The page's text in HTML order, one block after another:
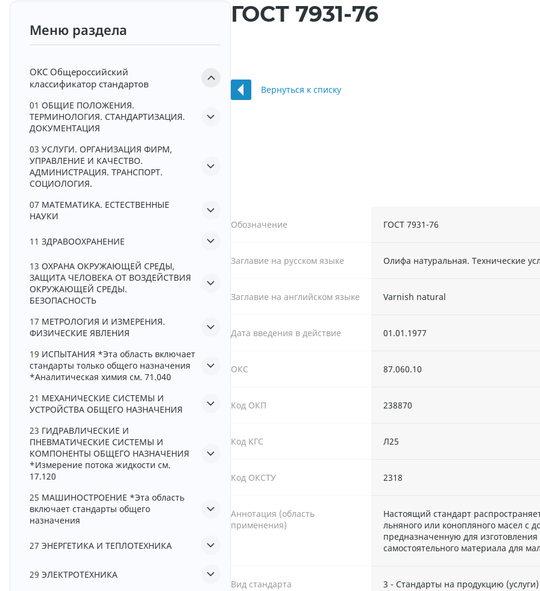
Меню раздела
ОКС Общероссийский
классификатор стандартов
01 ОБЩИЕ ПОЛОЖЕНИЯ.
ТЕРМИНОЛОГИЯ. СТАНДАРТИЗАЦИЯ.
ДОКУМЕНТАЦИЯ
03 УСЛУГИ. ОРГАНИЗАЦИЯ ФИРМ,
УПРАВЛЕНИЕ И КАЧЕСТВО.
АДМИНИСТРАЦИЯ. ТРАНСПОРТ.
СОЦИОЛОГИЯ.
07 МАТЕМАТИКА. ЕСТЕСТВЕННЫЕ
НАУКИ
11 ЗДРАВООХРАНЕНИЕ
13 ОХРАНА ОКРУЖАЮЩЕЙ СРЕДЫ,
ЗАЩИТА ЧЕЛОВЕКА ОТ ВОЗДЕЙСТВИЯ
ОКРУЖАЮЩЕЙ СРЕДЫ.
БЕЗОПАСНОСТЬ
17 МЕТРОЛОГИЯ И ИЗМЕРЕНИЯ.
ФИЗИЧЕСКИЕ ЯВЛЕНИЯ
19 ИСПЫТАНИЯ *Эта область включает
стандарты только общего назначения
*Аналитическая химия см. 71.040
21 МЕХАНИЧЕСКИЕ СИСТЕМЫ И
УСТРОЙСТВА ОБЩЕГО НАЗНАЧЕНИЯ
23 ГИДРАВЛИЧЕСКИЕ И
ПНЕВМАТИЧЕСКИЕ СИСТЕМЫ И
КОМПОНЕНТЫ ОБЩЕГО НАЗНАЧЕНИЯ
*Измерение потока жидкости см.
17.120
25 МАШИНОСТРОЕНИЕ *Эта область
включает стандарты общего
назначения
27 ЭНЕРГЕТИКА И ТЕПЛОТЕХНИКА
29 ЭЛЕКТРОТЕХНИКА
ГОСТ 7931-76
Вернуться к списку
Обозначение ГОСТ 7931-76
Заглавие на русском языке Олифа натуральная. Технические
Заглавие на английском языке Varnish natural
Дата введения в действие 01.01.1977
ОКС 87.060.10
Код ОКП 238870
Код КГС Л25
Код ОКСТУ 2318
Аннотация (область
применения)
Настоящий стандарт
льняного или конопляного масел с
предназначенную для изготовления
самостоятельного материала для
Вид стандарта 3 - Стандарты на продукцию (услуги)